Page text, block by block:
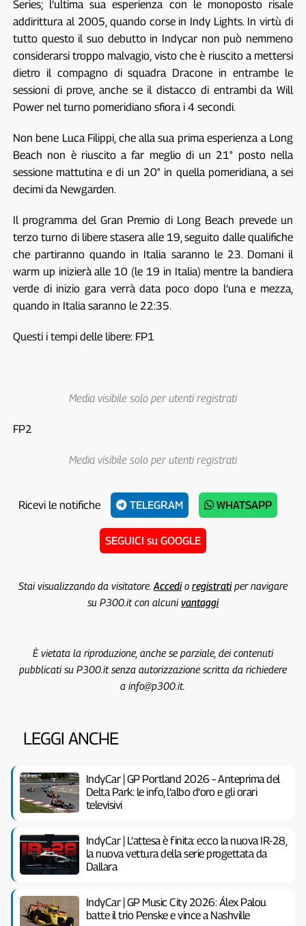
Series; l’ultima sua esperienza con le monoposto risale
addirittura al 2005, quando corse in Indy Lights. In virtù di
tutto questo il suo debutto in Indycar non può nemmeno
considerarsi troppo malvagio, visto che è riuscito a mettersi
dietro il compagno di squadra Dracone in entrambe le
sessioni di prove, anche se il distacco di entrambi da Will
Power nel turno pomeridiano sfiora i 4 secondi.
Non bene Luca Filippi, che alla sua prima esperienza a Long
Beach non è riuscito a far meglio di un 21° posto nella
sessione mattutina e di un 20° in quella pomeridiana, a sei
decimi da Newgarden.
Il programma del Gran Premio di Long Beach prevede un
terzo turno di libere stasera alle 19, seguito dalle qualifiche
che partiranno quando in Italia saranno le 23. Domani il
warm up inizierà alle 10 (le 19 in Italia) mentre la bandiera
verde di inizio gara verrà data poco dopo l’una e mezza,
quando in Italia saranno le 22:35.
Questi i tempi delle libere: FP1
Media visibile solo per utenti registrati
FP2
Media visibile solo per utenti registrati
Ricevi le notifiche TELEGRAM WHATSAPP
SEGUICI su GOOGLE
Stai visualizzando da visitatore. Accedio registratiper navigare
su P300.it con alcunivantaggi
È vietata la riproduzione, anche se parziale, dei contenuti
pubblicati su P300.it senza autorizzazione scritta da richiedere
a info@p300.it.
LEGGI ANCHE
IndyCar | GP Portland 2026 – Anteprima del
Delta Park: le info, l’albo d’oro e gli orari
televisivi
IndyCar | L’attesa è finita: ecco la nuova IR-28,
la nuova vettura della serie progettata da
Dallara
IndyCar | GP Music City 2026: Álex Palou
batte il trio Penske e vince a Nashville